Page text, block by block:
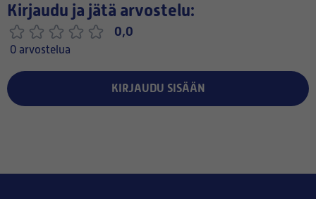
Kirjaudu ja jätä arvostelu:
0,0
0 arvostelua
KIRJAUDU SISÄÄN